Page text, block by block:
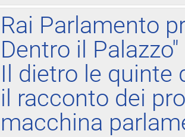
Rai Parlamento
Dentro il Palazzo"
Il dietro le quinte
il racconto dei
macchina